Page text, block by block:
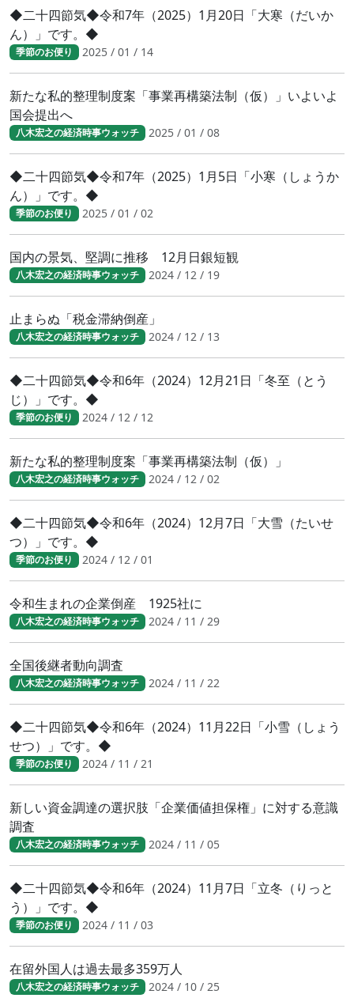
◆二十四節気◆令和7年（2025）1月20日「大寒（だいか
ん）」です。◆
季節のお便り 2025 / 01 / 14
新たな私的整理制度案「事業再構築法制（仮）」いよいよ
国会提出へ
八木宏之の経済時事ウォッチ 2025 / 01 / 08
◆二十四節気◆令和7年（2025）1月5日「小寒（しょうか
ん）」です。◆
季節のお便り 2025 / 01 / 02
国内の景気、堅調に推移 12月日銀短観
八木宏之の経済時事ウォッチ 2024 / 12 / 19
止まらぬ「税金滞納倒産」
八木宏之の経済時事ウォッチ 2024 / 12 / 13
◆二十四節気◆令和6年（2024）12月21日「冬至（とう
じ）」です。◆
季節のお便り 2024 / 12 / 12
新たな私的整理制度案「事業再構築法制（仮）」
八木宏之の経済時事ウォッチ 2024 / 12 / 02
◆二十四節気◆令和6年（2024）12月7日「大雪（たいせ
つ）」です。◆
季節のお便り 2024 / 12 / 01
令和生まれの企業倒産 1925社に
八木宏之の経済時事ウォッチ 2024 / 11 / 29
全国後継者動向調査
八木宏之の経済時事ウォッチ 2024 / 11 / 22
◆二十四節気◆令和6年（2024）11月22日「小雪（しょう
せつ）」です。◆
季節のお便り 2024 / 11 / 21
新しい資金調達の選択肢「企業価値担保権」に対する意識
調査
八木宏之の経済時事ウォッチ 2024 / 11 / 05
◆二十四節気◆令和6年（2024）11月7日「立冬（りっと
う）」です。◆
季節のお便り 2024 / 11 / 03
在留外国人は過去最多359万人
八木宏之の経済時事ウォッチ 2024 / 10 / 25